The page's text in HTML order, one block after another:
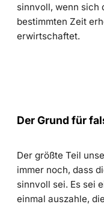
sinnvoll, wenn sich
bestimmten Zeit
erwirtschaftet.
Der Grund für
Der größte Teil
immer noch, dass
sinnvoll sei. Es sei
einmal auszahle,